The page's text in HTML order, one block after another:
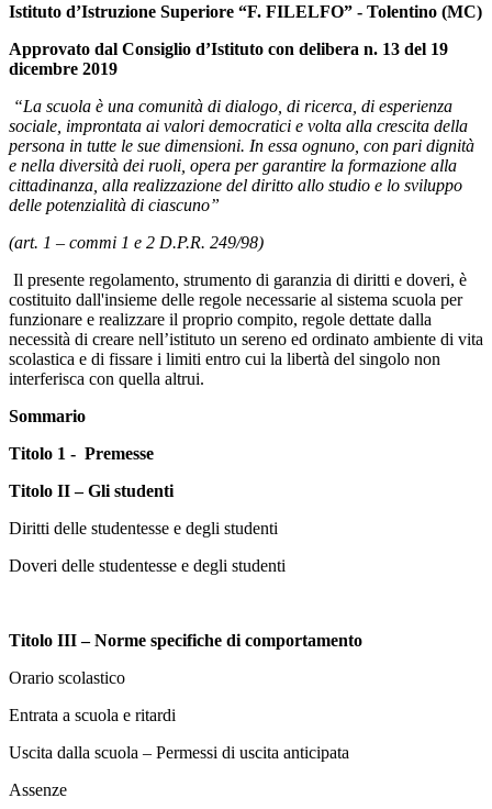
Istituto d’Istruzione Superiore “F. FILELFO” - Tolentino (MC)
Approvato dal Consiglio d’Istituto con delibera n. 13 del 19
dicembre 2019
“La scuola è una comunità di dialogo, di ricerca, di esperienza
sociale, improntata ai valori democratici e volta alla crescita della
persona in tutte le sue dimensioni. In essa ognuno, con pari dignità
e nella diversità dei ruoli, opera per garantire la formazione alla
cittadinanza, alla realizzazione del diritto allo studio e lo sviluppo
delle potenzialità di ciascuno”
(art. 1 – commi 1 e 2 D.P.R. 249/98)
Il presente regolamento, strumento di garanzia di diritti e doveri, è
costituito dall'insieme delle regole necessarie al sistema scuola per
funzionare e realizzare il proprio compito, regole dettate dalla
necessità di creare nell’istituto un sereno ed ordinato ambiente di vita
scolastica e di fissare i limiti entro cui la libertà del singolo non
interferisca con quella altrui.
Sommario
Titolo 1 - Premesse
Titolo II – Gli studenti
Diritti delle studentesse e degli studenti
Doveri delle studentesse e degli studenti
Titolo III – Norme specifiche di comportamento
Orario scolastico
Entrata a scuola e ritardi
Uscita dalla scuola – Permessi di uscita anticipata
Assenze